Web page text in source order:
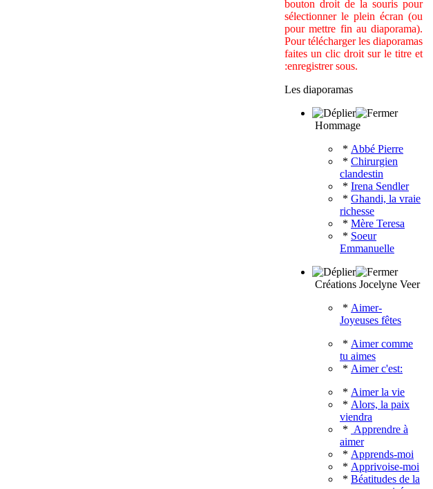
bouton droit de la souris pour
sélectionner le plein écran (ou
pour mettre fin au diaporama).
Pour télécharger les diaporamas
faites un clic droit sur le titre et
:enregistrer sous.
Les diaporamas
Hommage
* Abbé Pierre
* Chirurgien
clandestin
* Irena Sendler
* Ghandi, la vraie
richesse
* Mère Teresa
* Soeur
Emmanuelle
Créations Jocelyne Veer
* Aimer-
Joyeuses fêtes
* Aimer comme
tu aimes
* Aimer c'est:
* Aimer la vie
* Alors, la paix
viendra
* Apprendre à
aimer
* Apprends-moi
* Apprivoise-moi
* Béatitudes de la